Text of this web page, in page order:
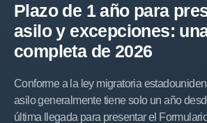
Plazo de 1 año para
asilo y excepciones:
completa de 2026
Conforme a la ley migratoria
asilo generalmente tiene solo un año
última llegada para presentar el